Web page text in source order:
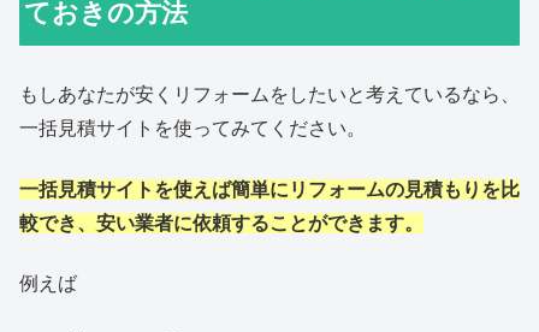
ておきの方法
もしあなたが安くリフォームをしたいと考えているなら、
一括見積サイトを使ってみてください。
一括見積サイトを使えば簡単にリフォームの見積もりを比
較でき、安い業者に依頼することができます。
例えば